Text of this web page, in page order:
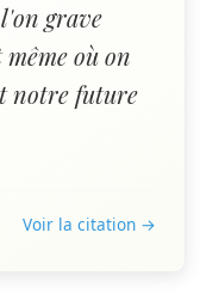
grave
où on
notre future
Voir la citation →